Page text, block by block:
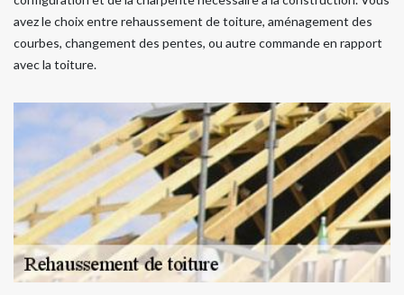
avez le choix entre rehaussement de toiture, aménagement des
courbes, changement des pentes, ou autre commande en rapport
avec la toiture.